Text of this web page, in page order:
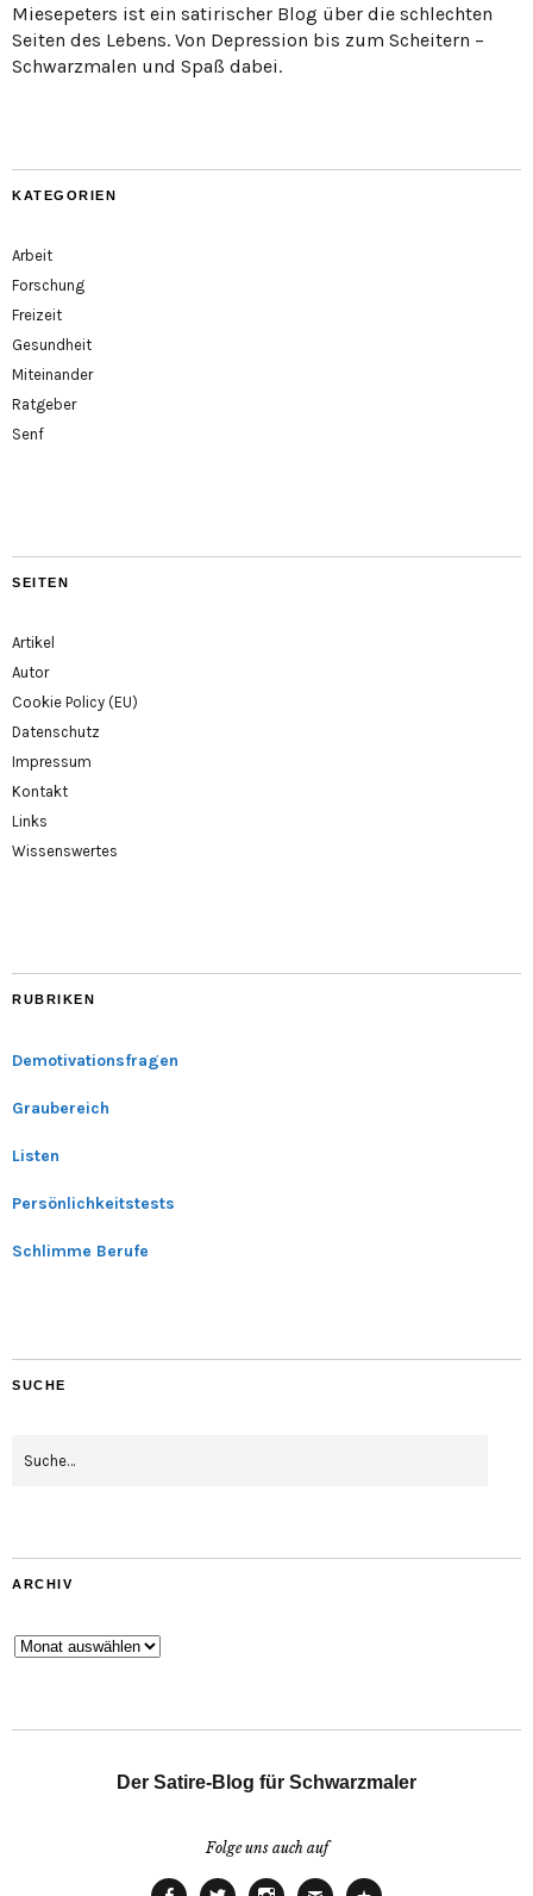
Miesepeters ist ein satirischer Blog über die schlechten
Seiten des Lebens. Von Depression bis zum Scheitern –
Schwarzmalen und Spaß dabei.
KATEGORIEN
Arbeit
Forschung
Freizeit
Gesundheit
Miteinander
Ratgeber
Senf
SEITEN
Artikel
Autor
Cookie Policy (EU)
Datenschutz
Impressum
Kontakt
Links
Wissenswertes
RUBRIKEN
Demotivationsfragen
Graubereich
Listen
Persönlichkeitstests
Schlimme Berufe
SUCHE
ARCHIV
Archiv
Der Satire-Blog für Schwarzmaler
Folge uns auch auf